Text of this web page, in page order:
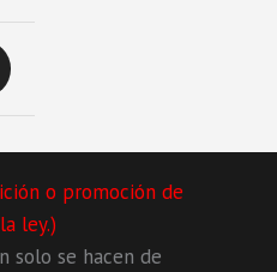
o promoción de
ley.)
solo se hacen de